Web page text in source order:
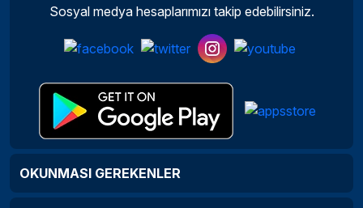
Sosyal medya hesaplarımızı takip edebilirsiniz.
OKUNMASI GEREKENLER